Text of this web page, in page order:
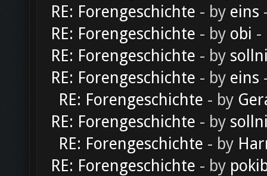
RE: Forengeschichte - by eins
RE: Forengeschichte - by obi -
RE: Forengeschichte - by
RE: Forengeschichte - by eins
RE: Forengeschichte - by
RE: Forengeschichte - by
RE: Forengeschichte - by
RE: Forengeschichte - by